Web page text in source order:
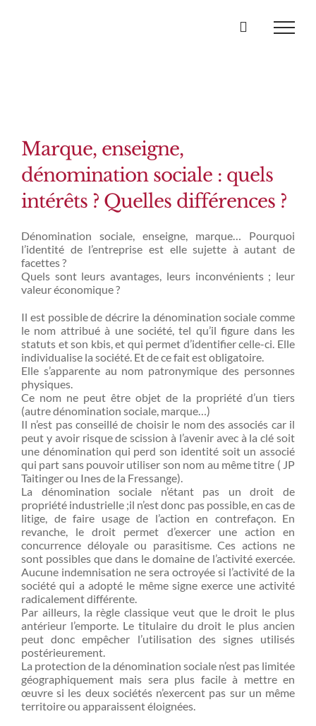
Marque, enseigne,
dénomination sociale : quels
intérêts ? Quelles différences ?
Dénomination sociale, enseigne, marque… Pourquoi
l’identité de l’entreprise est elle sujette à autant de
facettes ?
Quels sont leurs avantages, leurs inconvénients ; leur
valeur économique ?
Il est possible de décrire la dénomination sociale comme
le nom attribué à une société, tel qu’il figure dans les
statuts et son kbis, et qui permet d’identifier celle-ci. Elle
individualise la société. Et de ce fait est obligatoire.
Elle s’apparente au nom patronymique des personnes
physiques.
Ce nom ne peut être objet de la propriété d’un tiers
(autre dénomination sociale, marque…)
Il n’est pas conseillé de choisir le nom des associés car il
peut y avoir risque de scission à l’avenir avec à la clé soit
une dénomination qui perd son identité soit un associé
qui part sans pouvoir utiliser son nom au même titre ( JP
Taitinger ou Ines de la Fressange).
La dénomination sociale n’étant pas un droit de
propriété industrielle ;il n’est donc pas possible, en cas de
litige, de faire usage de l’action en contrefaçon. En
revanche, le droit permet d’exercer une action en
concurrence déloyale ou parasitisme. Ces actions ne
sont possibles que dans le domaine de l’activité exercée.
Aucune indemnisation ne sera octroyée si l’activité de la
société qui a adopté le même signe exerce une activité
radicalement différente.
Par ailleurs, la règle classique veut que le droit le plus
antérieur l’emporte. Le titulaire du droit le plus ancien
peut donc empêcher l’utilisation des signes utilisés
postérieurement.
La protection de la dénomination sociale n’est pas limitée
géographiquement mais sera plus facile à mettre en
œuvre si les deux sociétés n’exercent pas sur un même
territoire ou apparaissent éloignées.